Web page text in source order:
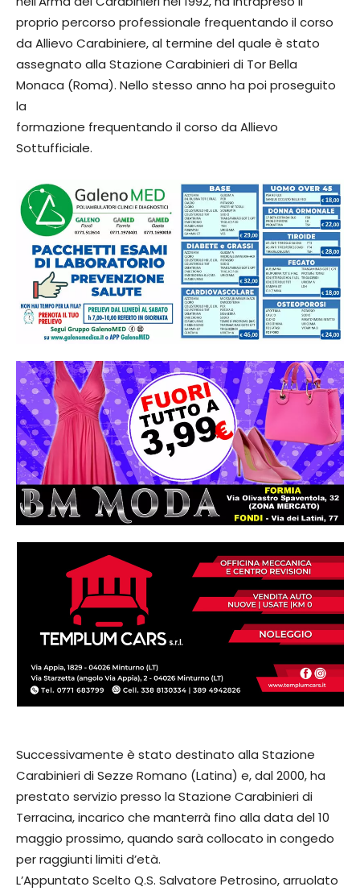
proprio percorso professionale frequentando il corso
da Allievo Carabiniere, al termine del quale è stato
assegnato alla Stazione Carabinieri di Tor Bella
Monaca (Roma). Nello stesso anno ha poi proseguito
la
formazione frequentando il corso da Allievo
Sottufficiale.
Successivamente è stato destinato alla Stazione
Carabinieri di Sezze Romano (Latina) e, dal 2000, ha
prestato servizio presso la Stazione Carabinieri di
Terracina, incarico che manterrà fino alla data del 10
maggio prossimo, quando sarà collocato in congedo
per raggiunti limiti d’età.
L’Appuntato Scelto Q.S. Salvatore Petrosino, arruolato